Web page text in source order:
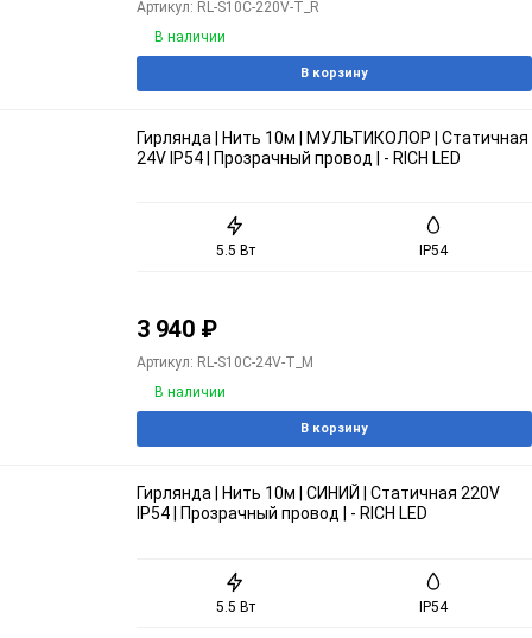
Артикул: RL-S10C-220V-T_R
В наличии
В корзину
Гирлянда | Нить 10м | МУЛЬТИКОЛОР | Статичная
24V IP54 | Прозрачный провод | - RICH LED
5.5 Вт IP54
3 940 ₽
Артикул: RL-S10C-24V-T_M
В наличии
В корзину
Гирлянда | Нить 10м | СИНИЙ | Статичная 220V
IP54 | Прозрачный провод | - RICH LED
5.5 Вт IP54